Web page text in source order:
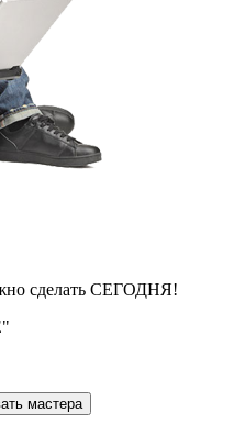
сделать СЕГОДНЯ!
мастера